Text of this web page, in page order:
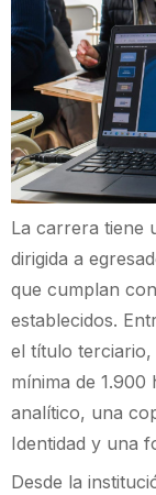
La carrera tiene
dirigida a
que cumplan
establecidos.
el título
mínima de
analítico, una
Identidad y una
Desde la